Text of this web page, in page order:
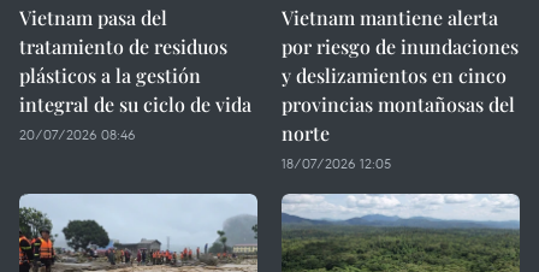
Vietnam pasa del
tratamiento de residuos
plásticos a la gestión
integral de su ciclo de vida
20/07/2026 08:46
Vietnam mantiene alerta
por riesgo de inundaciones
y deslizamientos en cinco
provincias montañosas del
norte
18/07/2026 12:05